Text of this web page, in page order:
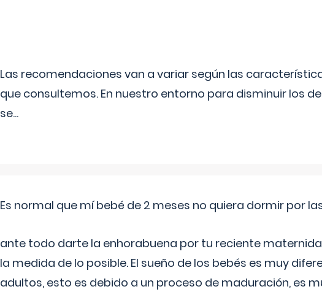
Las recomendaciones van a variar según las
que consultemos. En nuestro entorno para disminuir los
se...
Es normal que mí bebé de 2 meses no quiera dormir por
ante todo darte la enhorabuena por tu reciente
la medida de lo posible. El sueño de los bebés es muy
adultos, esto es debido a un proceso de maduración, es